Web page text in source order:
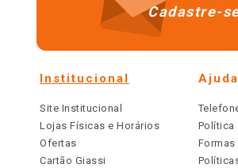
Cadastre-
Institucional
Site Institucional
Lojas Físicas e Horários
Ofertas
Cartão Giassi
Ajuda
Política